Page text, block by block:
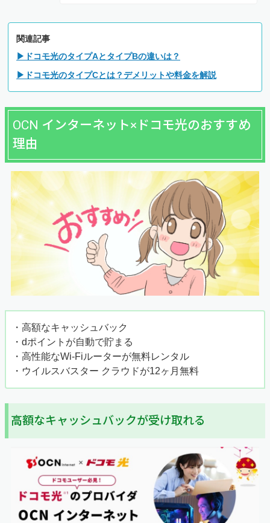
関連記事
▶ドコモ光のタイプAとタイプBの違いは？
▶ドコモ光のタイプCとは？デメリットや料金を解説
OCN インターネット×ドコモ光のおすすめ
理由
・高額なキャッシュバック
・dポイントが自動で貯まる
・高性能なWi-Fiルーターが無料レンタル
・ウイルスバスター クラウドが12ヶ月無料
高額なキャッシュバックが受け取れる